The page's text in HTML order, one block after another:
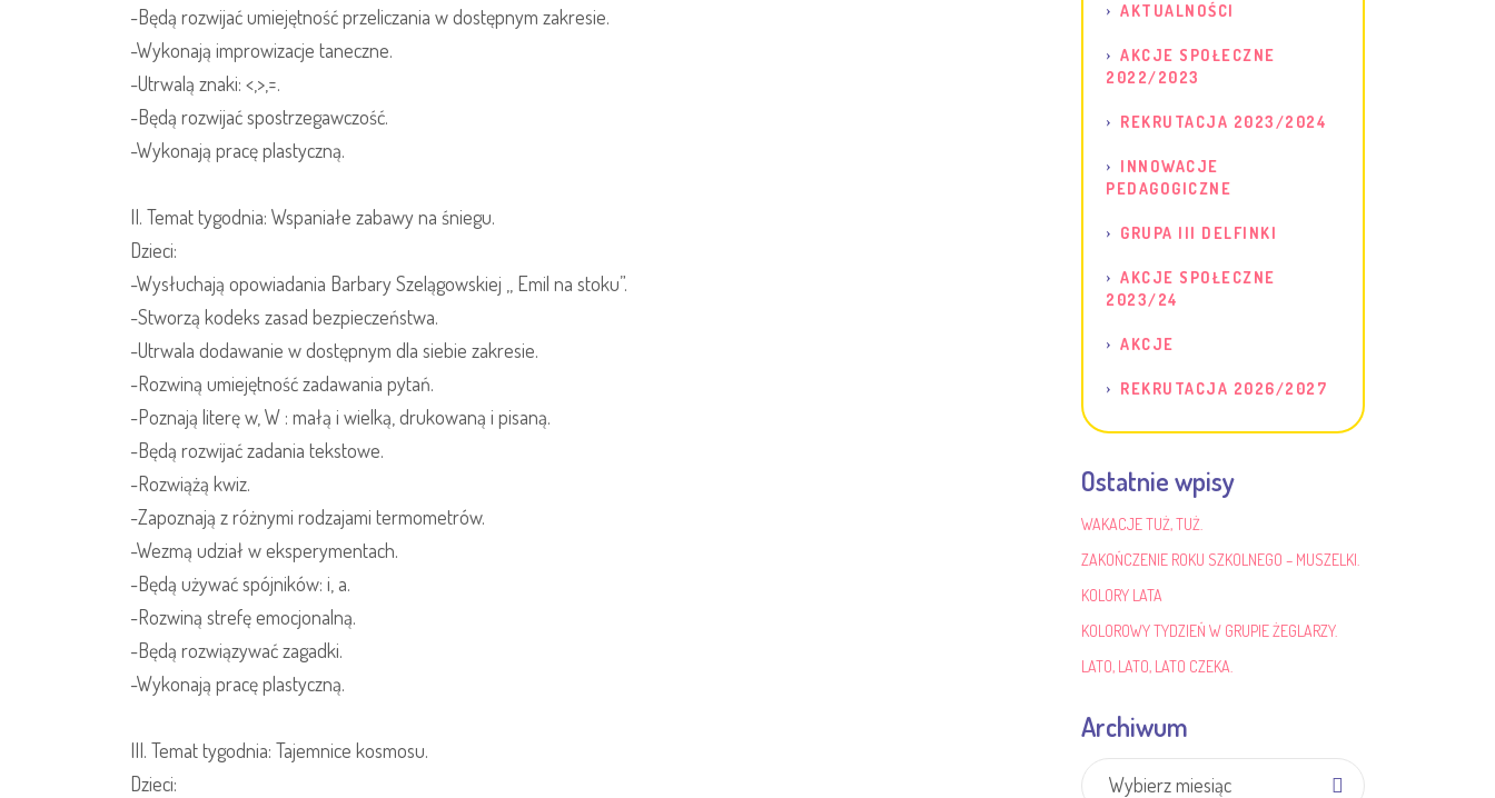
-Będą rozwijać umiejętność przeliczania w dostępnym zakresie.
-Wykonają improwizacje taneczne.
-Utrwalą znaki: <,>,=.
-Będą rozwijać spostrzegawczość.
-Wykonają pracę plastyczną.
II. Temat tygodnia: Wspaniałe zabawy na śniegu.
Dzieci:
-Wysłuchają opowiadania Barbary Szelągowskiej ,, Emil na stoku”.
-Stworzą kodeks zasad bezpieczeństwa.
-Utrwala dodawanie w dostępnym dla siebie zakresie.
-Rozwiną umiejętność zadawania pytań.
-Poznają literę w, W : małą i wielką, drukowaną i pisaną.
-Będą rozwijać zadania tekstowe.
-Rozwiążą kwiz.
-Zapoznają z różnymi rodzajami termometrów.
-Wezmą udział w eksperymentach.
-Będą używać spójników: i, a.
-Rozwiną strefę emocjonalną.
-Będą rozwiązywać zagadki.
-Wykonają pracę plastyczną.
III. Temat tygodnia: Tajemnice kosmosu.
Dzieci:
AKTUALNOŚCI
AKCJE SPOŁECZNE
2022/2023
REKRUTACJA 2023/2024
INNOWACJE
PEDAGOGICZNE
GRUPA III DELFINKI
AKCJE SPOŁECZNE
2023/24
AKCJE
REKRUTACJA 2026/2027
Ostatnie wpisy
WAKACJE TUŻ, TUŻ.
ZAKOŃCZENIE ROKU SZKOLNEGO – MUSZELKI.
KOLORY LATA
KOLOROWY TYDZIEŃ W GRUPIE ŻEGLARZY.
LATO, LATO, LATO CZEKA.
Archiwum
Archiwum
Wybierz miesiąc